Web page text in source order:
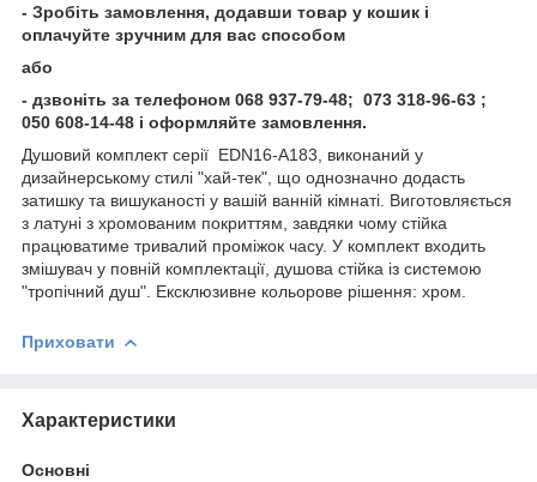
- Зробіть замовлення, додавши товар у кошик і
оплачуйте зручним для вас способом
або
- дзвоніть за телефоном 068 937-79-48; 073 318-96-63 ;
050 608-14-48 і оформляйте замовлення.
Душовий комплект серії EDN16-A183, виконаний у
дизайнерському стилі "хай-тек", що однозначно додасть
затишку та вишуканості у вашій ванній кімнаті. Виготовляється
з латуні з хромованим покриттям, завдяки чому стійка
працюватиме тривалий проміжок часу. У комплект входить
змішувач у повній комплектації, душова стійка із системою
"тропічний душ". Ексклюзивне кольорове рішення: хром.
Приховати
Характеристики
Основні